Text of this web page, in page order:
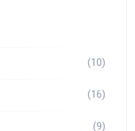
(10)
(16)
(9)